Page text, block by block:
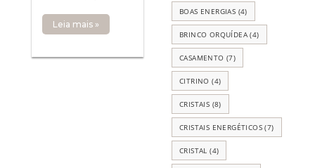
Leia mais »
BOAS ENERGIAS (4)
BRINCO ORQUÍDEA(4)
CASAMENTO (7)
CITRINO (4)
CRISTAIS (8)
CRISTAIS ENERGÉTICOS (7)
CRISTAL (4)